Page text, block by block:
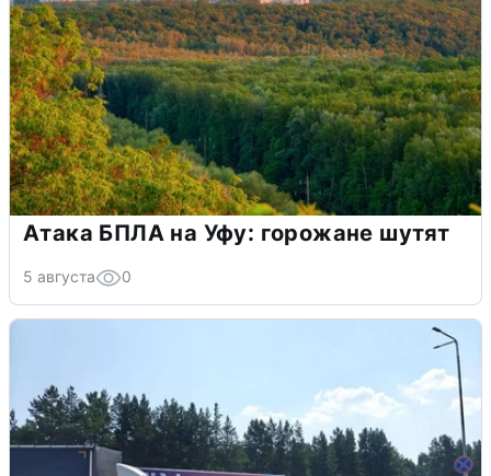
Атака БПЛА на Уфу: горожане шутят
5 августа 0